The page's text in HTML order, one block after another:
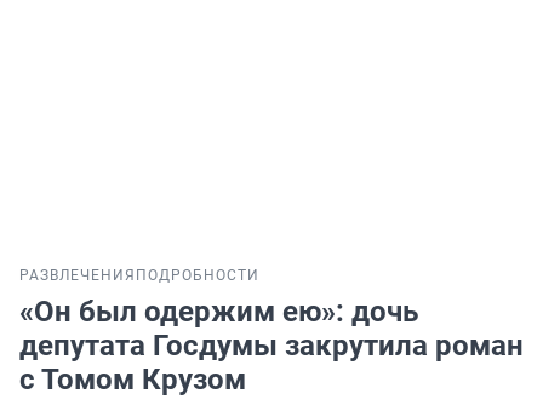
РАЗВЛЕЧЕНИЯ ПОДРОБНОСТИ
«Он был одержим ею»: дочь
депутата Госдумы закрутила роман
с Томом Крузом